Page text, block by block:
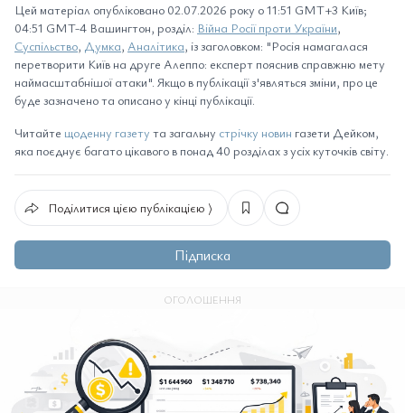
Цей матеріал опубліковано 02.07.2026 року о 11:51 GMT+3 Київ;
04:51 GMT-4 Вашингтон, розділ: Війна Росії проти України,
Суспільство, Думка, Аналітика, із заголовком: "Росія намагалася
перетворити Київ на друге Алеппо: експерт пояснив справжню мету
наймасштабнішої атаки". Якщо в публікації з'являться зміни, про це
буде зазначено та описано у кінці публікації.
Читайте щоденну газету та загальну стрічку новин газети Дейком,
яка поєднує багато цікавого в понад 40 розділах з усіх куточків світу.
Поділитися цією публікацією ⟩
Підписка
ОГОЛОШЕННЯ